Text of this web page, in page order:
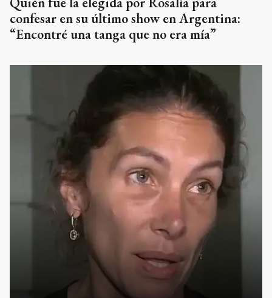
confesar en su último show en Argentina:
“Encontré una tanga que no era mía”